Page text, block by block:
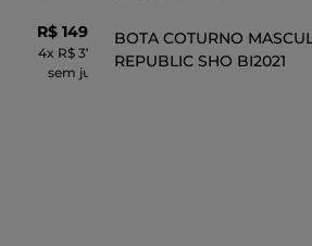
R$ 149
4x R$ 37,49
sem juros
BOTA COTURNO
REPUBLIC SHO BI2021